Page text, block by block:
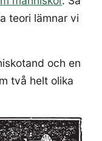
teori lämnar vi
och en
två helt olika